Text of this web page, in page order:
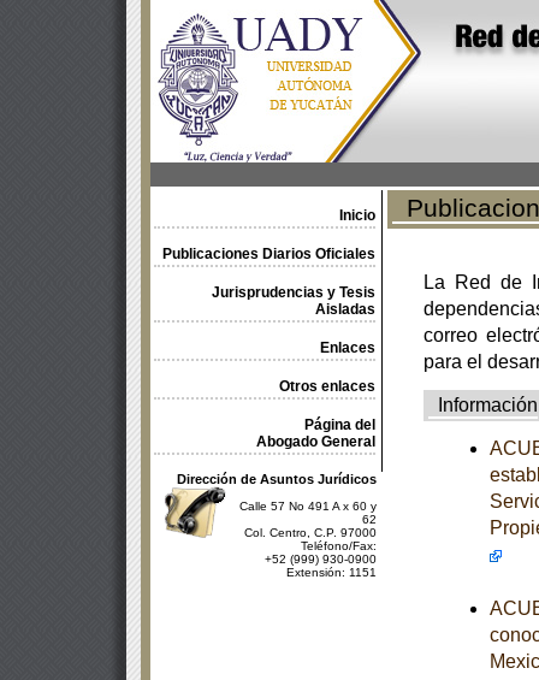
Inicio
Publicaciones Diarios Oficiales
Jurisprudencias y Tesis
Aisladas
Enlaces
Otros enlaces
Página del
Abogado General
Dirección de Asuntos Jurídicos
Calle 57 No 491 A x 60 y
62
Col. Centro, C.P. 97000
Teléfono/Fax:
+52 (999) 930-0900
Extensión: 1151
La Red de
correo
para el
Información